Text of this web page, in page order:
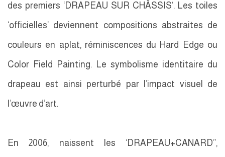
des premiers ‘DRAPEAU SUR CHÂSSIS‘. Les toiles
‘officielles’ deviennent compositions abstraites de
couleurs en aplat, réminiscences du Hard Edge ou
Color Field Painting. Le symbolisme identitaire du
drapeau est ainsi perturbé par l’impact visuel de
l’œuvre d’art.
En 2006, naissent les ‘DRAPEAU+CANARD’’,